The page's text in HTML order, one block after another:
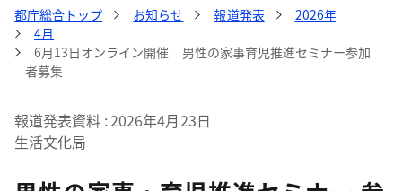
都庁総合トップ お知らせ 報道発表
2026年
4月
6月13日オンライン開催 男性の家事育児推進セミナー参加
者募集
報道発表資料 2026年4月23日
生活文化局